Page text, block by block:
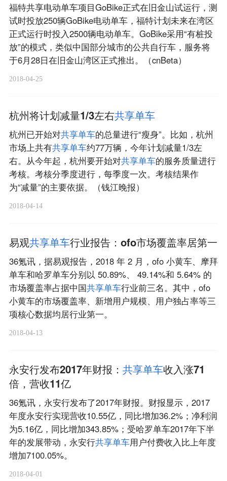
福特共享电动单车项目GoBike正式在旧金山试运行，测
试时投放250辆GoBike电动单车，福特计划未来在湾区
正式运行时投入2500辆电动单车。GoBike采用“有桩投
放”的模式，类似中国部分城市的公共自行车，服务将
于6月28日在旧金山湾区正式推出。（cnBeta）
2018-04-25
杭州将计划减量1/3左右共享单车
杭州已开始对共享单车的总量进行“瘦身”。比如，杭州
市场上共有共享单车约77万辆，今年计划减量1/3左
右。从今年起，杭州要开始对共享单车的服务质量进行
考核。考核分季度进行，每季度一次。考核结果作
为“减量”的主要依据。（钱江晚报）
2018-04-14
易观共享单车行业报告：ofo市场覆盖率居第一
36氪讯，据易观报告，2018 年 2 月，ofo 小黄车、摩拜
单车和哈罗单车分别以 50.89%、 49.14%和 5.64% 的
市场覆盖率占据中国共享单车行业前三名。其中，ofo
小黄车的市场覆盖率、新增用户规模、用户独占率等三
项核心数据均居行业第一。
2018-04-13
永安行发布2017年财报： 共享单车收入涨71
倍，营收11亿
36氪讯，永安行发布了2017年财报。财报显示，2017
年度永安行实现营收10.55亿，同比增加36.2%；净利润
为5.16亿，同比增加343.85%；受哈罗单车2017年下半
年的发展带动，永安行共享单车用户付费收入比上年度
增加7100.05%。
2018-04-01